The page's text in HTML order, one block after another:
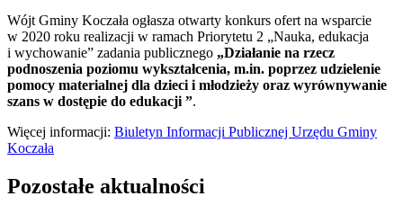
Wójt Gminy Koczała ogłasza otwarty konkurs ofert na wsparcie
w 2020 roku realizacji w ramach Priorytetu 2 „Nauka, edukacja
i wychowanie” zadania publicznego „Działanie na rzecz
podnoszenia poziomu wykształcenia, m.in. poprzez udzielenie
pomocy materialnej dla dzieci i młodzieży oraz wyrównywanie
szans w dostępie do edukacji ”.
Więcej informacji: Biuletyn Informacji Publicznej Urzędu Gminy
Koczała
Pozostałe aktualności